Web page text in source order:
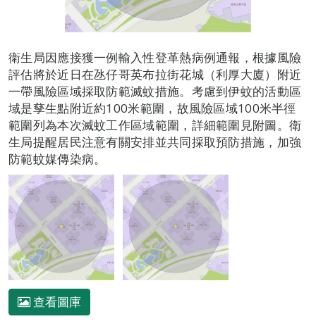
衛生局因應接獲一例輸入性登革熱病例通報，根據風險
評估將於近日在氹仔哥英布拉街花城（利厚大廈）附近
一帶風險區域採取防範滅蚊措施。考慮到伊蚊的活動區
域是孳生點附近約100米範圍，故風險區域100米半徑
範圍列為本次滅蚊工作區域範圍，詳細範圍見附圖。衛
生局提醒居民注意有關安排並共同採取預防措施，加強
防範蚊媒傳染病。
查看圖庫